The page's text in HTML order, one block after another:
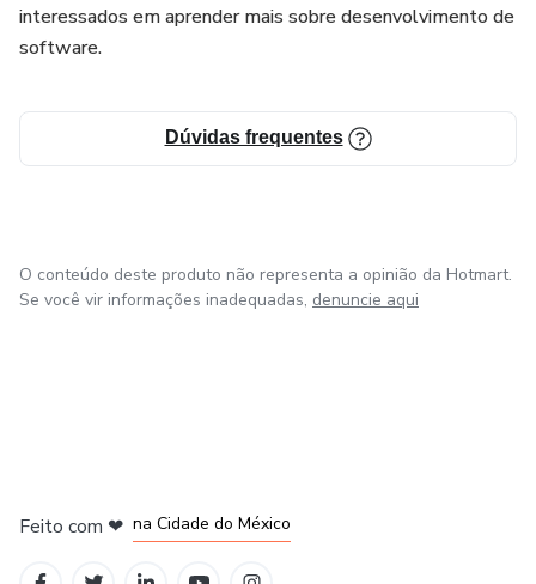
interessados em aprender mais sobre desenvolvimento de
software.
Dúvidas frequentes
O conteúdo deste produto não representa a opinião da Hotmart.
Se você vir informações inadequadas, denuncie aqui
Feito com ❤ na Cidade do México